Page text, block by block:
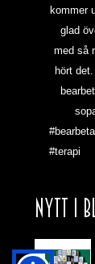
kommer
glad
med så
hört
#bearbeta
#terapi
NYTT I